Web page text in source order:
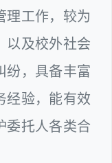
理工作，较为
以及校外社会
纷，具备丰富
经验，能有效
委托人各类合